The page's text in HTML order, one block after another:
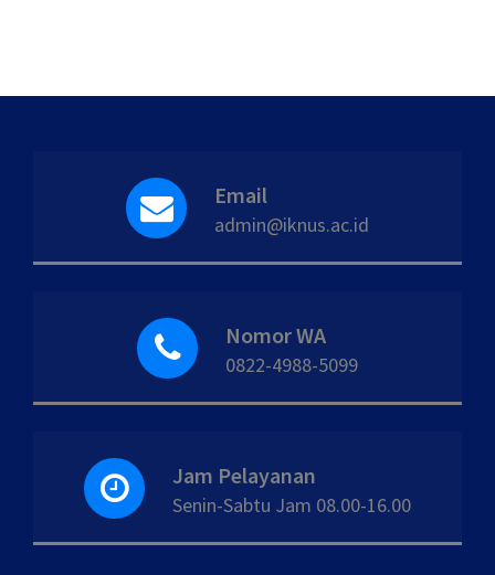
Email
admin@iknus.ac.id
Nomor WA
0822-4988-5099
Jam Pelayanan
Senin-Sabtu Jam 08.00-16.00